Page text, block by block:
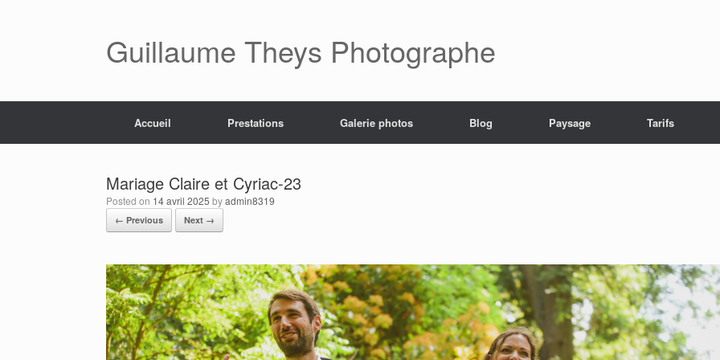
Guillaume Theys Photographe
Accueil Prestations Galerie photos Blog Paysage Tarifs
Mariage Claire et Cyriac-23
Posted on 14 avril 2025 byadmin8319
← Previous Next →